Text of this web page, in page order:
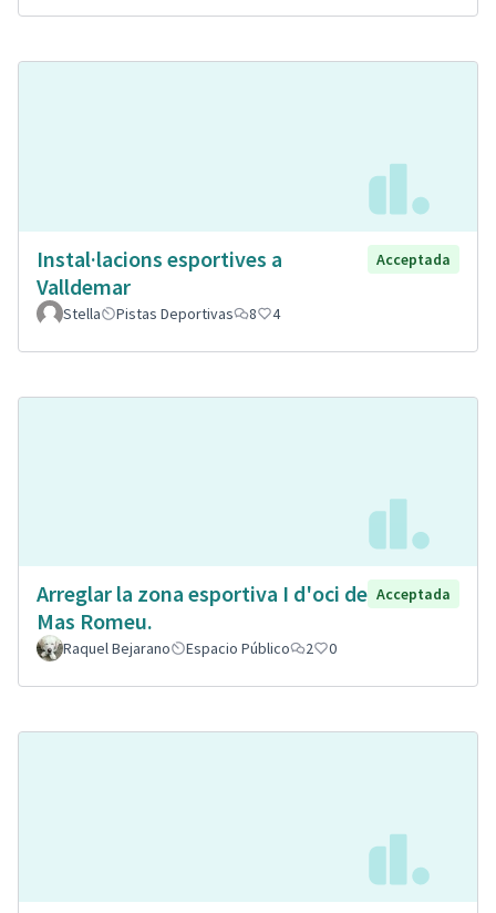
Instal·lacions esportives a
Valldemar
Acceptada
Stella Pistas Deportivas 8 4
Arreglar la zona esportiva I d'oci de
Mas Romeu.
Acceptada
Raquel Bejarano Espacio Público 2 0